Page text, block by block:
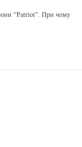
“Patriot”. При чому